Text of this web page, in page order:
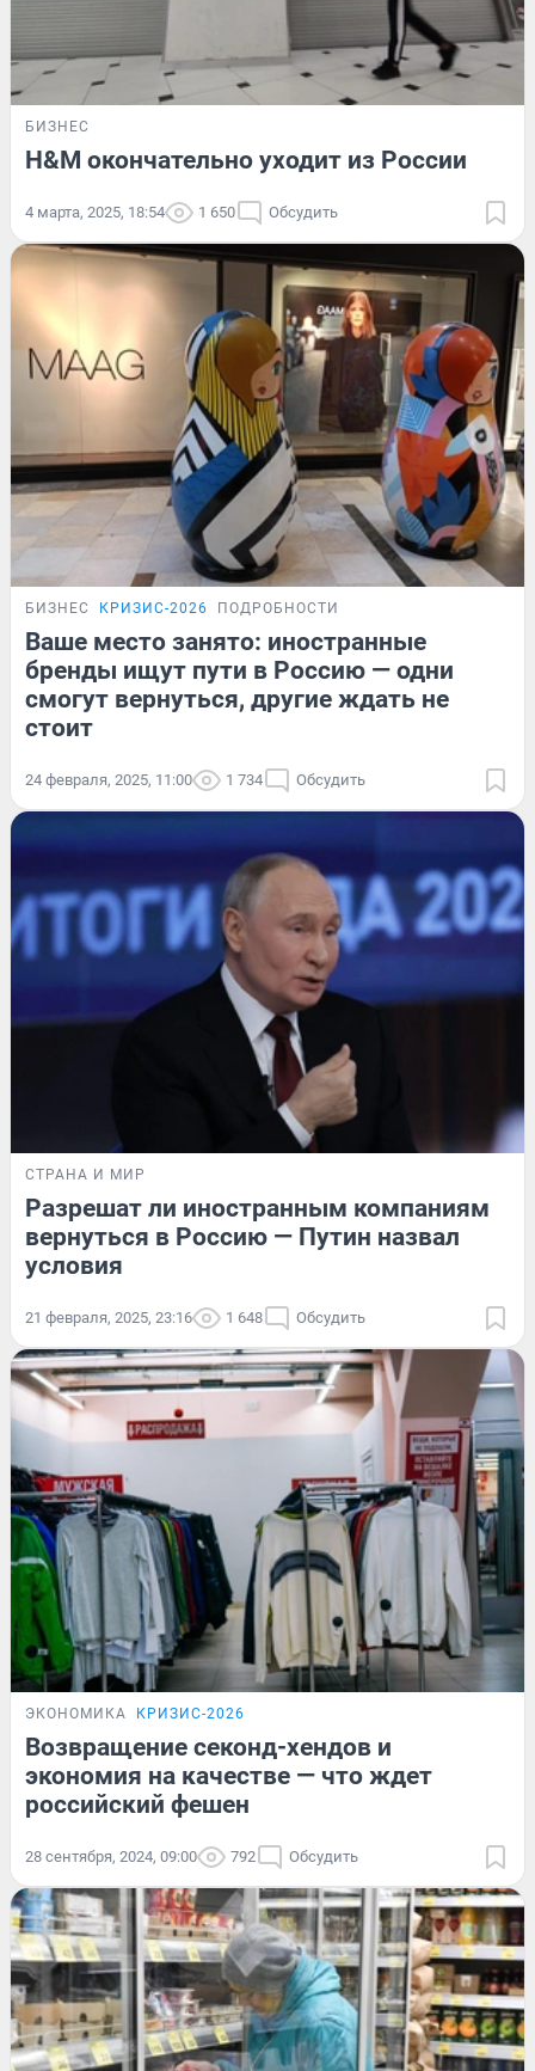
БИЗНЕС
H&M окончательно уходит из России
4 марта, 2025, 18:54 1 650 Обсудить
БИЗНЕС КРИЗИС-2026 ПОДРОБНОСТИ
Ваше место занято: иностранные
бренды ищут пути в Россию — одни
смогут вернуться, другие ждать не
стоит
24 февраля, 2025, 11:00 1 734 Обсудить
СТРАНА И МИР
Разрешат ли иностранным компаниям
вернуться в Россию — Путин назвал
условия
21 февраля, 2025, 23:16 1 648 Обсудить
ЭКОНОМИКА КРИЗИС-2026
Возвращение секонд-хендов и
экономия на качестве — что ждет
российский фешен
28 сентября, 2024, 09:00 792 Обсудить